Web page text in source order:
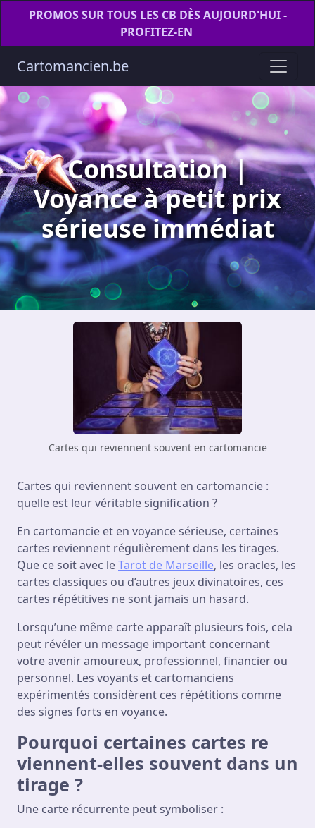
PROMOS SUR TOUS LES CB DÈS AUJOURD'HUI -
PROFITEZ-EN
Cartomancien.be
Consultation |
Voyance à petit prix
sérieuse immédiat
Cartes qui reviennent souvent en cartomancie
Cartes qui reviennent souvent en cartomancie :
quelle est leur véritable signification ?
En cartomancie et en voyance sérieuse, certaines
cartes reviennent régulièrement dans les tirages.
Que ce soit avec leTarot de Marseille, les oracles, les
cartes classiques ou d’autres jeux divinatoires, ces
cartes répétitives ne sont jamais un hasard.
Lorsqu’une même carte apparaît plusieurs fois, cela
peut révéler un message important concernant
votre avenir amoureux, professionnel, financier ou
personnel. Les voyants et cartomanciens
expérimentés considèrent ces répétitions comme
des signes forts en voyance.
Pourquoi certaines cartes re
viennent-elles souvent dans un
tirage ?
Une carte récurrente peut symboliser :